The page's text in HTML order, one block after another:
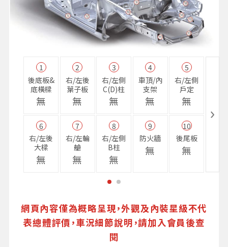
1
後底板&
底橫樑
無
2
右/左後
葉子板
無
3
右/左側
C(D)柱
無
4
車頂/內
支架
無
5
右/左側
戶定
無
6
右/左後
大樑
無
7
右/左輪
艙
無
8
右/左側
B柱
無
9
防火牆
無
10
後尾板
無
網頁內容僅為概略呈現，外觀及內裝星級不代
表總體評價，車況細節說明，請加入會員後查
閱